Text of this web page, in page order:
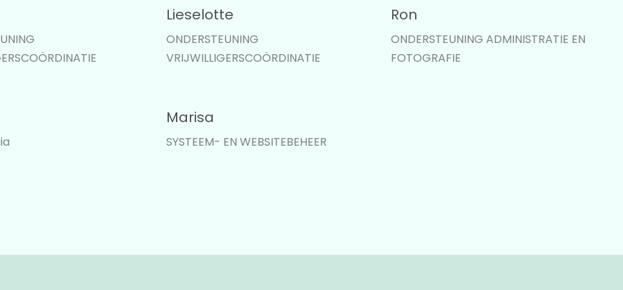
Lieselotte
ONDERSTEUNING
VRIJWILLIGERSCOÖRDINATIE
Ron
ONDERSTEUNING ADMINISTRATIE EN
FOTOGRAFIE
Marisa
SYSTEEM- EN WEBSITEBEHEER